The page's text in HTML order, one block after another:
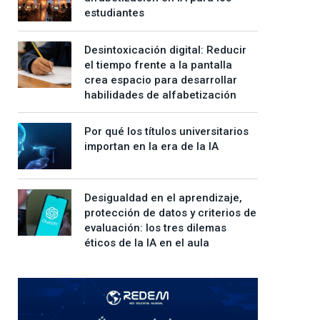
estudiantes
Desintoxicación digital: Reducir
el tiempo frente a la pantalla
crea espacio para desarrollar
habilidades de alfabetización
Por qué los títulos universitarios
importan en la era de la IA
Desigualdad en el aprendizaje,
protección de datos y criterios de
evaluación: los tres dilemas
éticos de la IA en el aula